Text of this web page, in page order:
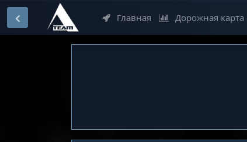
Главная Дорожная карта